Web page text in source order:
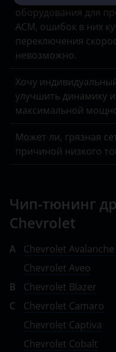
оборудования для
ACM, ошибок в них
переключения
невозможно.
Хочу
улучшить динамику
максимальной
Может ли, грязная
причиной низкого
Чип-тюнинг
Chevrolet
A
Chevrolet Avalanche
Chevrolet Aveo
B
Chevrolet Blazer
C
Chevrolet Camaro
Chevrolet Captiva
Chevrolet Cobalt